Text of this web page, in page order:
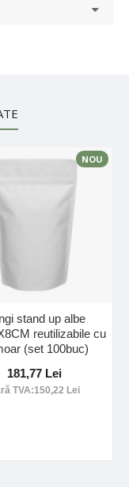
NOU
stand up albe
reutilizabile cu
(set 100buc)
181,77 Lei
TVA:150,22 Lei